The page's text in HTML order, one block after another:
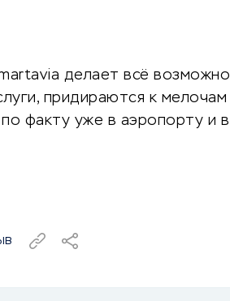
делает всё
придираются к
факту уже в аэропорту и